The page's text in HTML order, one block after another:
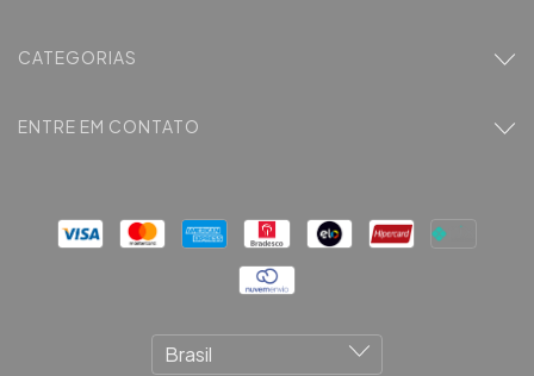
CATEGORIAS
ENTRE EM CONTATO